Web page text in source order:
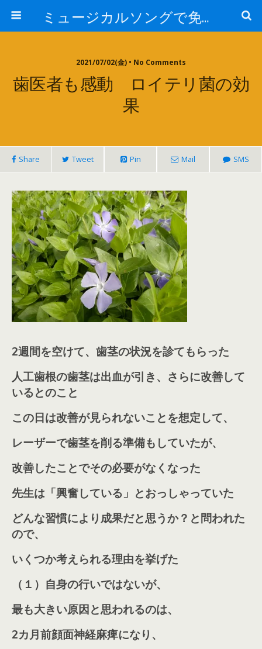
ミュージカルソングで免疫力を高める My Music and Spiritual Therapy
2021/07/02(金) • No Comments
歯医者も感動 ロイテリ菌の効
果
Share Tweet Pin Mail SMS
2週間を空けて、歯茎の状況を診てもらった
人工歯根の歯茎は出血が引き、さらに改善して
いるとのこと
この日は改善が見られないことを想定して、
レーザーで歯茎を削る準備もしていたが、
改善したことでその必要がなくなった
先生は「興奮している」とおっしゃっていた
どんな習慣により成果だと思うか？と問われた
ので、
いくつか考えられる理由を挙げた
（１）自身の行いではないが、
最も大きい原因と思われるのは、
2カ月前顔面神経麻痺になり、